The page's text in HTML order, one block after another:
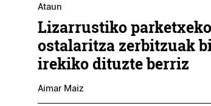
Ataun
Lizarrustiko
ostalaritza zerbitzuak
irekiko dituzte berriz
Aimar Maiz